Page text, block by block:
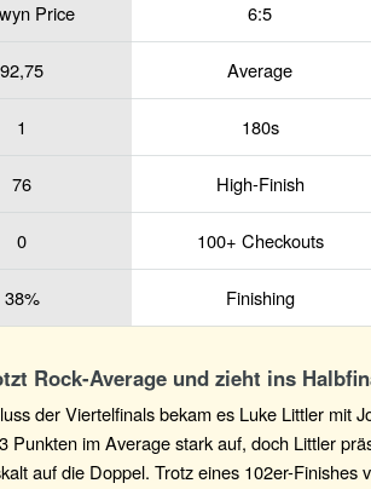
Price 6:5
92,75 Average
1 180s
76 High-Finish
0 100+ Checkouts
38% Finishing
Rock-Average und zieht ins
der Viertelfinals bekam es Luke Littler mit
Punkten im Average stark auf, doch Littler
auf die Doppel. Trotz eines 102er-Finishes